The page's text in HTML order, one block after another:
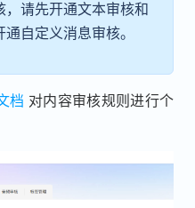
请先开通文本审核和
自定义消息审核。
档 对内容审核规则进行个